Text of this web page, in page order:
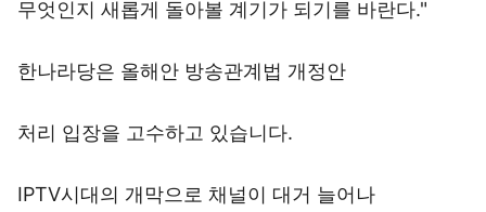
무엇인지 새롭게 돌아볼 계기가 되기를 바란다."
한나라당은 올해안 방송관계법 개정안
처리 입장을 고수하고 있습니다.
IPTV시대의 개막으로 채널이 대거 늘어나